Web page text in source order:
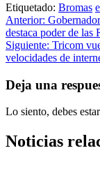
Etiquetado: Bromas
Navegación
de
entradas
Anterior:
destaca poder de las
Siguiente: Tricom
velocidades de
Deja una
Lo siento, debes estar
Noticias